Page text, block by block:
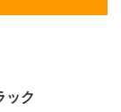
ック